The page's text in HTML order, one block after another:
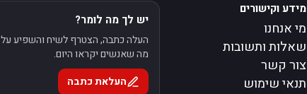
מידע וקישורים
מי אנחנו
שאלות ותשובות
צור קשר
תנאי שימוש
יש לך מה לומר?
העלה כתבה, הצטרף לשיח והשפיע על
מה שאנשים יקראו היום.
העלאת כתבה